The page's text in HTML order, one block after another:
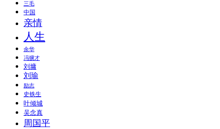
三毛
中国
亲情
人生
余华
冯骥才
刘墉
刘瑜
励志
史铁生
叶倾城
吴念真
周国平